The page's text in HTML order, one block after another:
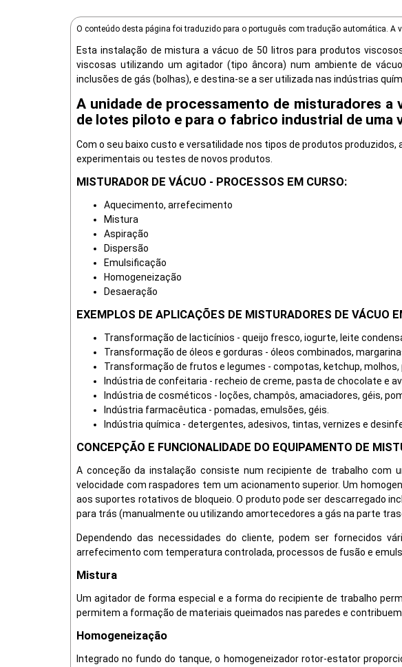
O conteúdo desta página foi traduzido para o português com tradução automática. A
Esta instalação de mistura a vácuo de 50 litros para produtos
viscosas utilizando um agitador (tipo âncora) num ambiente de
inclusões de gás (bolhas), e destina-se a ser utilizada nas indústrias
A unidade de processamento de misturadores
de lotes piloto e para o fabrico industrial de uma
Com o seu baixo custo e versatilidade nos tipos de produtos
experimentais ou testes de novos produtos.
MISTURADOR DE VÁCUO - PROCESSOS EM CURSO:
Aquecimento, arrefecimento
Mistura
Aspiração
Dispersão
Emulsificação
Homogeneização
Desaeração
EXEMPLOS DE APLICAÇÕES DE MISTURADORES DE VÁCUO
Transformação de lacticínios - queijo fresco, iogurte, leite
Transformação de óleos e gorduras - óleos combinados,
Transformação de frutos e legumes - compotas, ketchup, molhos,
Indústria de confeitaria - recheio de creme, pasta de chocolate e
Indústria de cosméticos - loções, champôs, amaciadores, géis,
Indústria farmacêutica - pomadas, emulsões, géis.
Indústria química - detergentes, adesivos, tintas, vernizes e
CONCEPÇÃO E FUNCIONALIDADE DO EQUIPAMENTO DE
A conceção da instalação consiste num recipiente de trabalho com
velocidade com raspadores tem um acionamento superior. Um
aos suportes rotativos de bloqueio. O produto pode ser descarregado
para trás (manualmente ou utilizando amortecedores a gás na parte
Dependendo das necessidades do cliente, podem ser fornecidos
arrefecimento com temperatura controlada, processos de fusão e
Mistura
Um agitador de forma especial e a forma do recipiente de trabalho
permitem a formação de materiais queimados nas paredes e
Homogeneização
Integrado no fundo do tanque, o homogeneizador rotor-estator